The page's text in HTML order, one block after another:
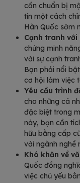
cần chuẩn bị
tin một cách
Hàn Quốc sớm
Cạnh tranh
chứng minh
với sự cạnh
Bạn phải nổi
cơ hội làm việc
Yêu cầu trình
cho những cá
đặc biệt trong
này, bạn cần
hữu bằng cấp
với ngành nghề
Khó khăn về
Quốc đồng
việc chủ yếu